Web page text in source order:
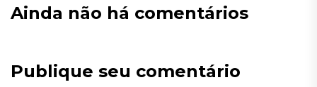
Ainda não há comentários
Publique seu comentário